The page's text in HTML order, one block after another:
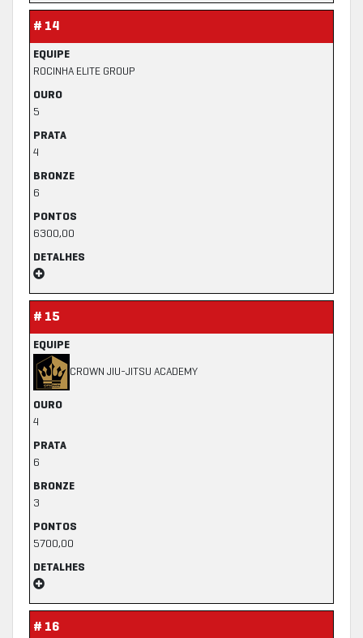
# 14
EQUIPE
ROCINHA ELITE GROUP
OURO
5
PRATA
4
BRONZE
6
PONTOS
6300,00
DETALHES
# 15
EQUIPE
CROWN JIU-JITSU ACADEMY
OURO
4
PRATA
6
BRONZE
3
PONTOS
5700,00
DETALHES
# 16